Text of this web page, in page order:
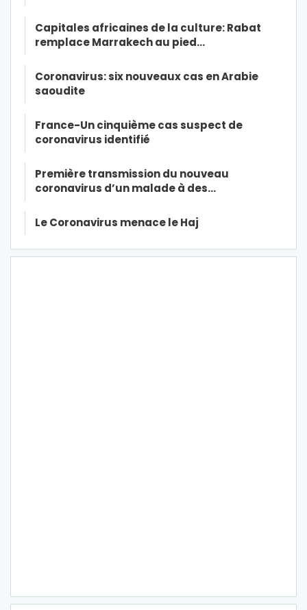
Capitales africaines de la culture: Rabat
remplace Marrakech au pied…
Coronavirus: six nouveaux cas en Arabie
saoudite
France-Un cinquième cas suspect de
coronavirus identifié
Première transmission du nouveau
coronavirus d’un malade à des…
Le Coronavirus menace le Haj